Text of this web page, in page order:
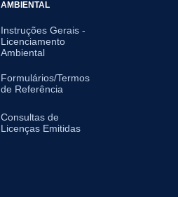
AMBIENTAL
Instruções Gerais -
Licenciamento
Ambiental
Formulários/Termos
de Referência
Consultas de
Licenças Emitidas